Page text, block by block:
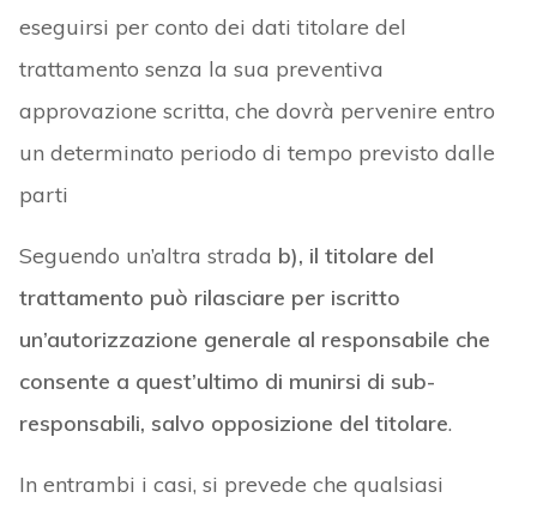
eseguirsi per conto dei dati titolare del
trattamento senza la sua preventiva
approvazione scritta, che dovrà pervenire entro
un determinato periodo di tempo previsto dalle
parti
Seguendo un’altra strada b), il titolare del
trattamento può rilasciare per iscritto
un’autorizzazione generale al responsabile che
consente a quest’ultimo di munirsi di sub-
responsabili, salvo opposizione del titolare.
In entrambi i casi, si prevede che qualsiasi